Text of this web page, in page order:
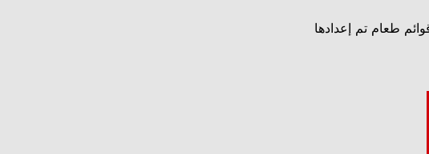
طعام تم إعدادها